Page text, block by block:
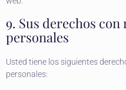
9. Sus derechos
personales
Usted tiene los siguientes
personales: